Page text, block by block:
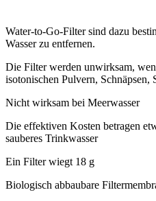
Water-to-Go-Filter sind dazu
Wasser zu entfernen.
Die Filter werden unwirksam,
isotonischen Pulvern, Schnäpsen,
Nicht wirksam bei Meerwasser
Die effektiven Kosten betragen
sauberes Trinkwasser
Ein Filter wiegt 18 g
Biologisch abbaubare